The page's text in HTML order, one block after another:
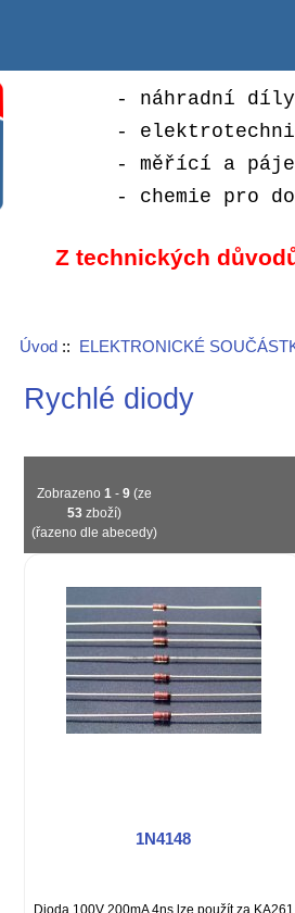
- náhradní díly
-
- měřící a
- chemie pro
Z technických
Úvod:: ELEKTRONICKÉ
Rychlé diody
Zobrazeno1 -9 (ze
53 zboží)
(řazeno dle abecedy)
1N4148
Dioda 100V 200mA 4ns lze použít za KA261